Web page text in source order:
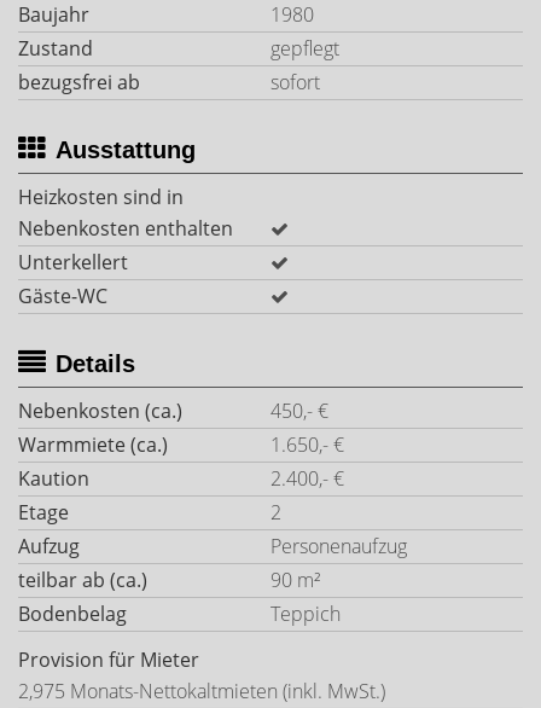
Baujahr
1980
Zustand
gepflegt
bezugsfrei ab
sofort
Ausstattung
Heizkosten sind in
Nebenkosten enthalten
Unterkellert
Gäste-WC
Details
Nebenkosten (ca.)
450,- €
Warmmiete (ca.)
1.650,- €
Kaution
2.400,- €
Etage
2
Aufzug
Personenaufzug
teilbar ab (ca.)
90 m²
Bodenbelag
Teppich
Provision für Mieter
2,975 Monats-Nettokaltmieten (inkl. MwSt.)